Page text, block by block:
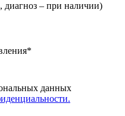
– при наличии)
*
данных